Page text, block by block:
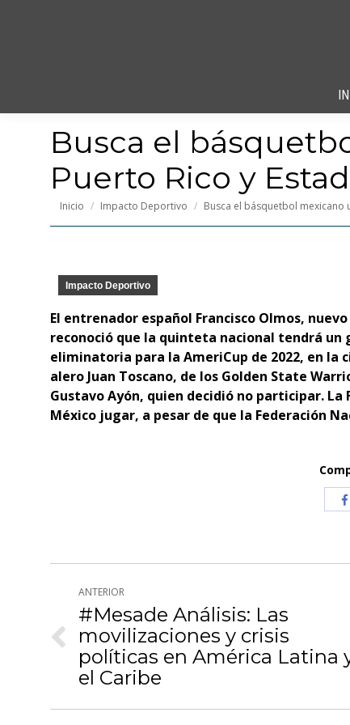
Busca el
Puerto Rico y
Estás aquí:
Inicio Impacto Deportivo Busca el básquetbol mexicano
Impacto Deportivo
El entrenador español Francisco Olmos,
reconoció que la quinteta nacional tendrá un
eliminatoria para la AmeriCup de 2022, en la
alero Juan Toscano, de los Golden State
Gustavo Ayón, quien decidió no participar.
México jugar, a pesar de que la Federación
Navegación
entre
publicaciones
ANTERIOR
Publicación
anterior:
#Mesade Análisis: Las
movilizaciones y crisis
políticas en América Latina
el Caribe